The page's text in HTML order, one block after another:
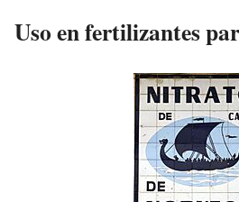
Uso en fertilizantes